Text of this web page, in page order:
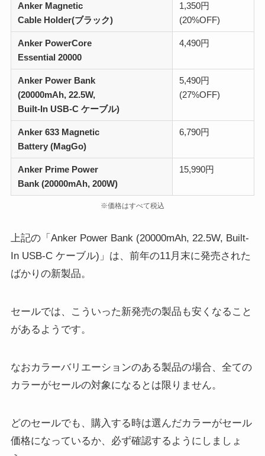
Anker Magnetic
Cable Holder(ブラック)
1,350円
(20%OFF)
Anker PowerCore
Essential 20000
4,490円
Anker Power Bank
(20000mAh, 22.5W,
Built-In USB-C ケーブル)
5,490円
(27%OFF)
Anker 633 Magnetic
Battery (MagGo)
6,790円
Anker Prime Power
Bank (20000mAh, 200W)
15,990円
※価格はすべて税込
上記の「Anker Power Bank (20000mAh, 22.5W, Built-
In USB-C ケーブル)」は、前年の11月末に発売された
ばかりの新製品。
セールでは、こういった新発売の製品も安くなること
があるようです。
なおカラーバリエーションのある製品の場合、全ての
カラーがセールの対象になるとは限りません。
どのセールでも、購入する時は選んだカラーがセール
価格になっているか、必ず確認するようにしましょ